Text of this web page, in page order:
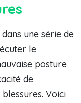
une série de
le
posture
de
blessures. Voici